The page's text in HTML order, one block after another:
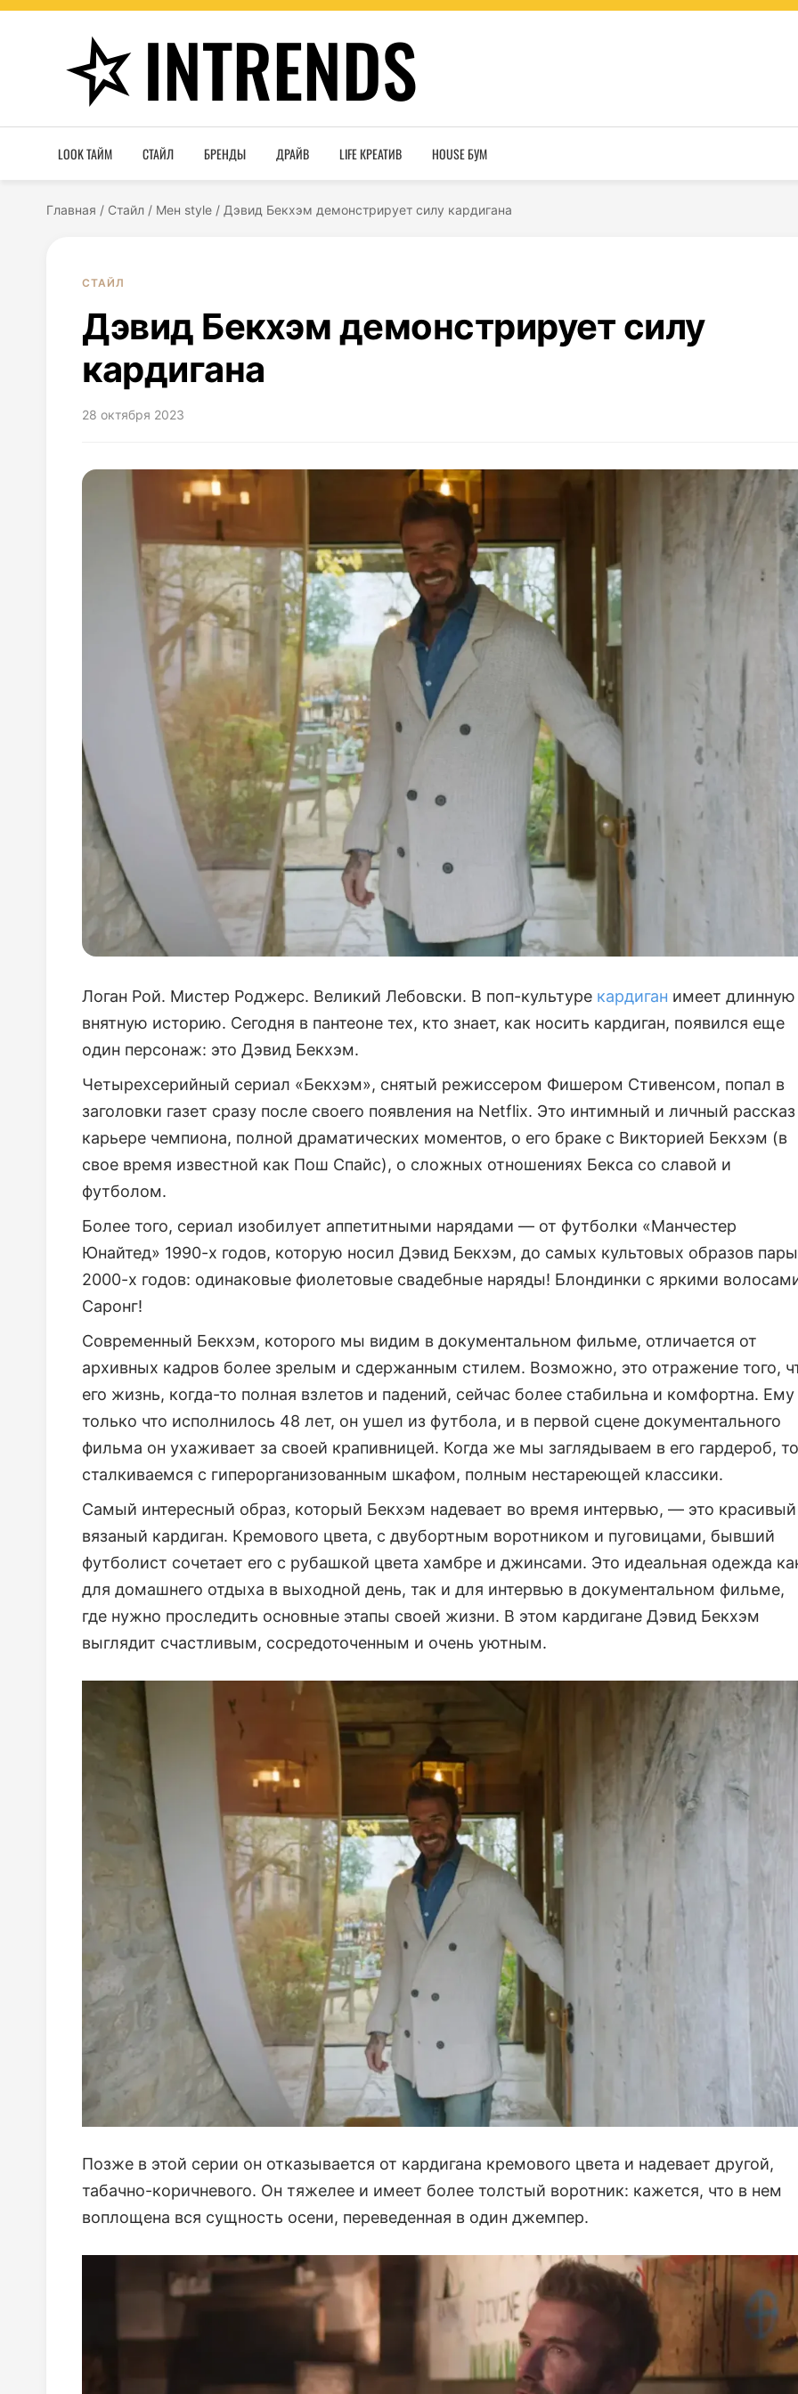
INTRENDS
LOOK ТАЙМ СТАЙЛ БРЕНДЫ ДРАЙВ LIFE КРЕАТИВ HOUSE БУМ
Главная / Стайл / Мен style / Дэвид Бекхэм демонстрирует силу кардигана
СТАЙЛ
Дэвид Бекхэм демонстрирует силу
кардигана
28 октября 2023
Логан Рой. Мистер Роджерс. Великий Лебовски. В поп-культуре кардиган имеет длинную
внятную историю. Сегодня в пантеоне тех, кто знает, как носить кардиган, появился еще
один персонаж: это Дэвид Бекхэм.
Четырехсерийный сериал «Бекхэм», снятый режиссером Фишером Стивенсом, попал в
заголовки газет сразу после своего появления на Netflix. Это интимный и личный
карьере чемпиона, полной драматических моментов, о его браке с Викторией Бекхэм (в
свое время известной как Пош Спайс), о сложных отношениях Бекса со славой и
футболом.
Более того, сериал изобилует аппетитными нарядами — от футболки «Манчестер
Юнайтед» 1990-х годов, которую носил Дэвид Бекхэм, до самых культовых образов пары
2000-х годов: одинаковые фиолетовые свадебные наряды! Блондинки с яркими
Саронг!
Современный Бекхэм, которого мы видим в документальном фильме, отличается от
архивных кадров более зрелым и сдержанным стилем. Возможно, это отражение того,
его жизнь, когда-то полная взлетов и падений, сейчас более стабильна и комфортна. Ему
только что исполнилось 48 лет, он ушел из футбола, и в первой сцене документального
фильма он ухаживает за своей крапивницей. Когда же мы заглядываем в его гардероб, то
сталкиваемся с гиперорганизованным шкафом, полным нестареющей классики.
Самый интересный образ, который Бекхэм надевает во время интервью, — это красивый
вязаный кардиган. Кремового цвета, с двубортным воротником и пуговицами, бывший
футболист сочетает его с рубашкой цвета хамбре и джинсами. Это идеальная одежда
для домашнего отдыха в выходной день, так и для интервью в документальном фильме,
где нужно проследить основные этапы своей жизни. В этом кардигане Дэвид Бекхэм
выглядит счастливым, сосредоточенным и очень уютным.
Позже в этой серии он отказывается от кардигана кремового цвета и надевает другой,
табачно-коричневого. Он тяжелее и имеет более толстый воротник: кажется, что в нем
воплощена вся сущность осени, переведенная в один джемпер.